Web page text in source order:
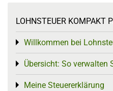
LOHNSTEUER KOMPAKT
Willkommen bei
Toggle menu
Übersicht: So verwalten
Toggle menu
Meine Steuererklärung
Toggle menu